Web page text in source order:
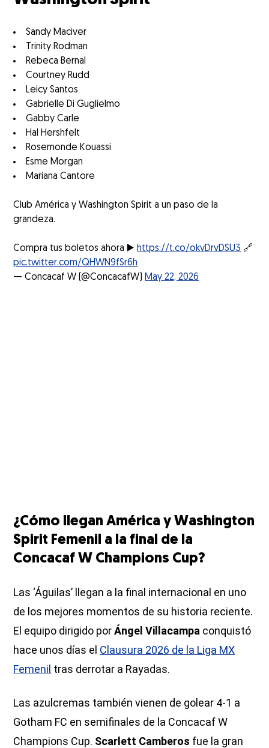
Sandy Maciver
Trinity Rodman
Rebeca Bernal
Courtney Rudd
Leicy Santos
Gabrielle Di Guglielmo
Gabby Carle
Hal Hershfelt
Rosemonde Kouassi
Esme Morgan
Mariana Cantore
Club América y Washington Spirit a un paso de la
grandeza.
Compra tus boletos ahora ▶️ https://t.co/okvDrvDSU3 🔗
pic.twitter.com/QHWN9fSr6h
— Concacaf W (@ConcacafW) May 22, 2026
¿Cómo llegan América y Washington
Spirit Femenil a la final de la
Concacaf W Champions Cup?
Las ‘Águilas’ llegan a la final internacional en uno
de los mejores momentos de su historia reciente.
El equipo dirigido porÁngel Villacampa conquistó
hace unos días el Clausura 2026 de la Liga MX
Femenil tras derrotar a Rayadas.
Las azulcremas también vienen de golear 4-1 a
Gotham FC en semifinales de la Concacaf W
Champions Cup. Scarlett Camberos fue la gran